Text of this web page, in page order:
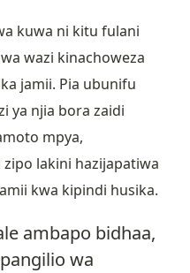
kuwa ni kitu fulani
wazi kinachoweza
jamii. Pia ubunifu
ya njia bora zaidi
mpya,
lakini hazijapatiwa
kwa kipindi husika.
ambapo bidhaa,
wa